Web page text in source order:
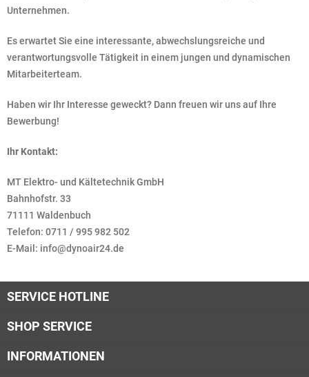
Unternehmen.
Es erwartet Sie eine interessante, abwechslungsreiche und
verantwortungsvolle Tätigkeit in einem jungen und dynamischen
Mitarbeiterteam.
Haben wir Ihr Interesse geweckt? Dann freuen wir uns auf Ihre
Bewerbung!
Ihr Kontakt:
MT Elektro- und Kältetechnik GmbH
Bahnhofstr. 33
71111 Waldenbuch
Telefon: 0711 / 995 982 502
E-Mail: info@dynoair24.de
SERVICE HOTLINE
SHOP SERVICE
INFORMATIONEN